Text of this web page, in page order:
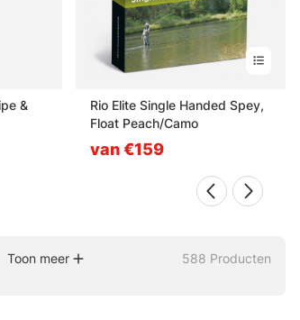
&
Rio Elite Single Handed Spey,
Float Peach/Camo
van €159
Toon meer 588 Producten